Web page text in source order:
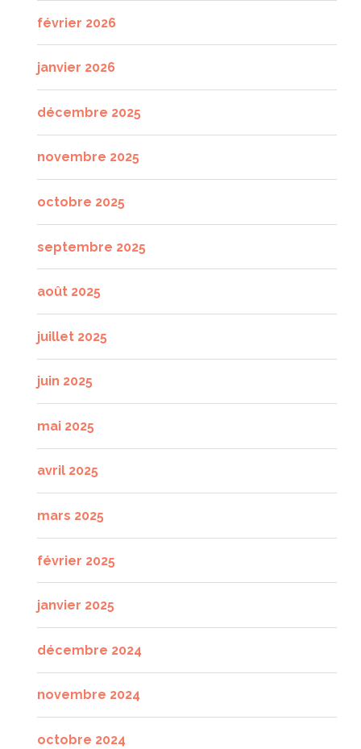
février 2026
janvier 2026
décembre 2025
novembre 2025
octobre 2025
septembre 2025
août 2025
juillet 2025
juin 2025
mai 2025
avril 2025
mars 2025
février 2025
janvier 2025
décembre 2024
novembre 2024
octobre 2024